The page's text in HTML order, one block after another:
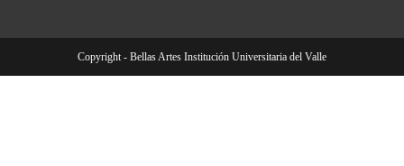
Copyright - Bellas Artes Institución Universitaria del Valle